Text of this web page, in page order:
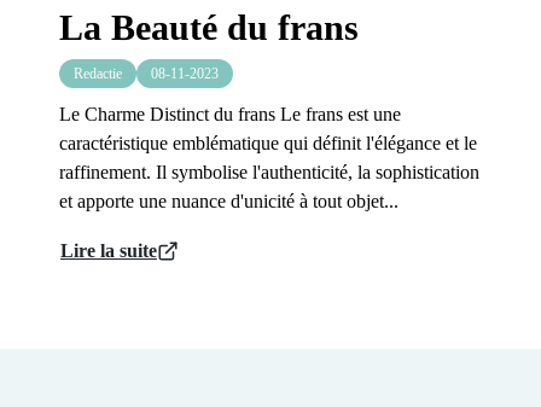
La Beauté du frans
Redactie 08-11-2023
Le Charme Distinct du frans Le frans est une
caractéristique emblématique qui définit l'élégance et le
raffinement. Il symbolise l'authenticité, la sophistication
et apporte une nuance d'unicité à tout objet...
Lire la suite